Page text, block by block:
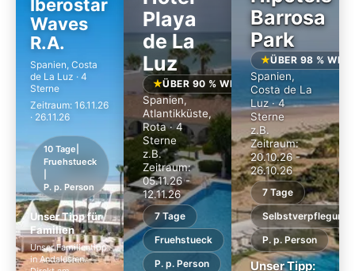
Iberostar
Waves
R.A.
Spanien, Costa
de La Luz · 4
Sterne
Zeitraum: 16.11.26
· 26.11.26
10 Tage
Fruehstueck
P. p. Person
Unser Tipp für
Familien
Unser Familientipp
in Andalusien.
Playa
de La
Luz
ÜBER 90 % WEITEREMPFEHLUNG
Spanien,
Atlantikküste,
Rota · 4
Sterne
z.B.
Zeitraum:
05.11.26 -
12.11.26
7 Tage
Fruehstueck
P. p. Person
Barrosa
Park
ÜBER 98 %
Spanien,
Costa de La
Luz · 4
Sterne
z.B.
Zeitraum:
20.10.26 -
26.10.26
7 Tage
Selbstverpflegung
P. p. Person
Unser Tipp: